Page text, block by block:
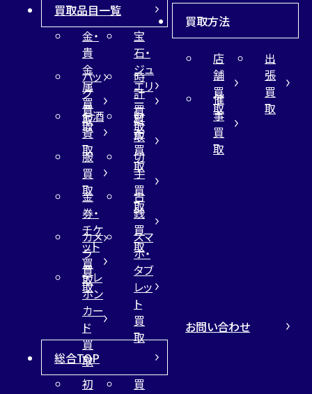
買取品目一覧
金・
貴
金
属
買
取
宝
石・
ジュ
エリ
ー
買
取
バッ
グ
買
取
時
計
買
取
お酒
買
取
財
布
買
取
服
買
取
切
手
買
取
金
券・
チケ
ット
買
取
古
銭
買
取
カメ
ラ
買
取
スマ
ホ・
タブ
レッ
ト
買
取
テレ
ホン
カー
ド
買
取
買取方法
店
舗
買
取
出
張
買
取
催
事
買
取
総合TOP
初
買
お問い合わせ